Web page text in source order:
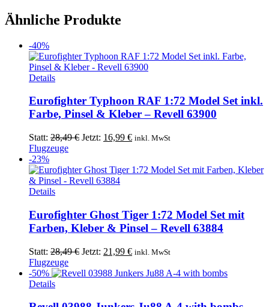
auf
der
werden
2,49 €
Ähnliche Produkte
-40%
Details
Eurofighter Typhoon RAF 1:72 Model Set inkl.
Farbe, Pinsel & Kleber – Revell 63900
Statt: 28,49€ Ursprünglicher
28,49 €
Jetzt: 16,99 €Aktueller
16,99 €.
inkl. MwSt
Flugzeuge
-23%
Details
Eurofighter Ghost Tiger 1:72 Model Set mit
Farben, Kleber & Pinsel – Revell 63884
Statt: 28,49€ Ursprünglicher
war:
Jetzt: 21,99 €Aktueller
ist:
inkl. MwSt
Flugzeuge
-50%
Details